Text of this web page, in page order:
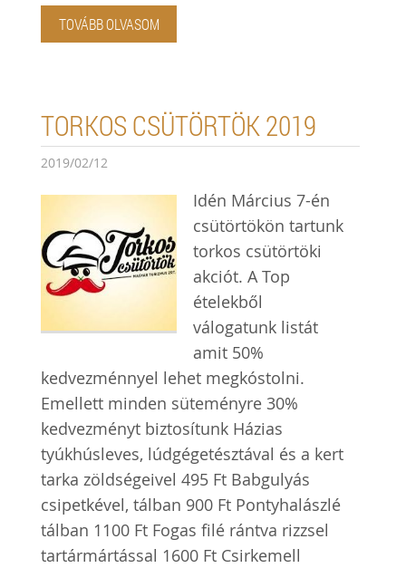
TOVÁBB OLVASOM
TORKOS CSÜTÖRTÖK 2019
2019/02/12
Idén Március 7-én
csütörtökön tartunk
torkos csütörtöki
akciót. A Top
ételekből
válogatunk listát
amit 50%
kedvezménnyel lehet megkóstolni.
Emellett minden süteményre 30%
kedvezményt biztosítunk Házias
tyúkhúsleves, lúdgégetésztával és a kert
tarka zöldségeivel 495 Ft Babgulyás
csipetkével, tálban 900 Ft Pontyhalászlé
tálban 1100 Ft Fogas filé rántva rizzsel
tartármártással 1600 Ft Csirkemell